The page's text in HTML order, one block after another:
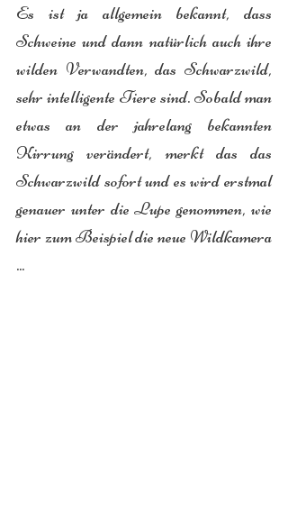
Es ist ja allgemein bekannt, dass
Schweine und dann natürlich auch ihre
wilden Verwandten, das Schwarzwild,
sehr intelligente Tiere sind. Sobald man
etwas an der jahrelang bekannten
Kirrung verändert, merkt das das
Schwarzwild sofort und es wird erstmal
genauer unter die Lupe genommen, wie
hier zum Beispiel die neue Wildkamera
...